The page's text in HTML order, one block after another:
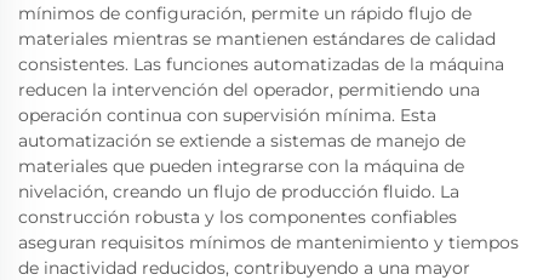
mínimos de configuración, permite un rápido flujo de
materiales mientras se mantienen estándares de calidad
consistentes. Las funciones automatizadas de la máquina
reducen la intervención del operador, permitiendo una
operación continua con supervisión mínima. Esta
automatización se extiende a sistemas de manejo de
materiales que pueden integrarse con la máquina de
nivelación, creando un flujo de producción fluido. La
construcción robusta y los componentes confiables
aseguran requisitos mínimos de mantenimiento y tiempos
de inactividad reducidos, contribuyendo a una mayor